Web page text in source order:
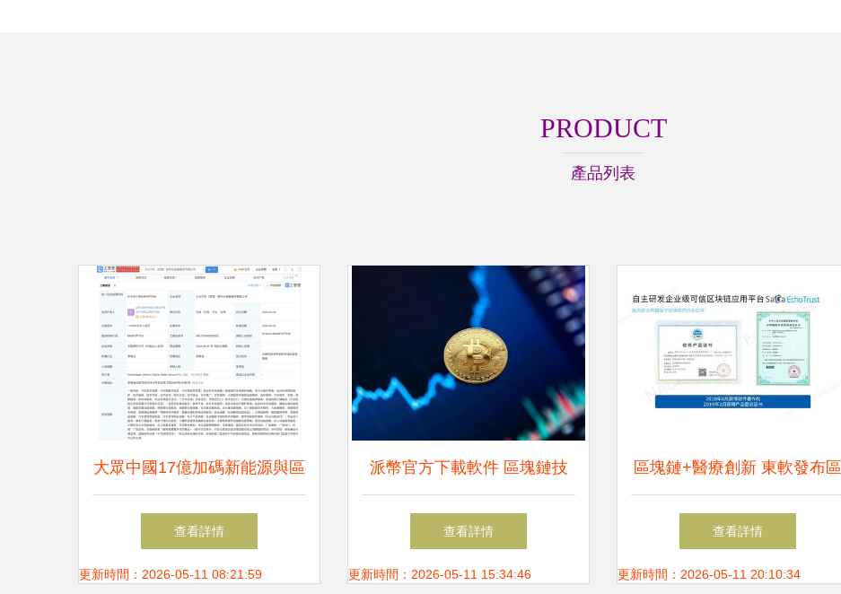
PRODUCT
產品列表
大眾中國17億加碼新能源與區
塊鏈 戰略布局釋放科技生態
野心
查看詳情
更新時間：2026-05-11 08:21:59
派幣官方下載軟件 區塊鏈技
術相關的安全與可靠性分析
查看詳情
更新時間：2026-05-11 15:34:46
區塊鏈+醫療創新 東軟發布區
塊鏈解決方案白皮書，數字信
任商業革命全面啟動
查看詳情
更新時間：2026-05-11 20:10:34